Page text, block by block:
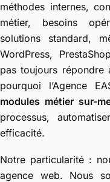
méthodes internes,
métier, besoins
solutions standard,
WordPress,
pas toujours répondre
pourquoi l’Agence
modules métier sur-
processus,
efficacité.
Notre particularité :
agence web. Nous